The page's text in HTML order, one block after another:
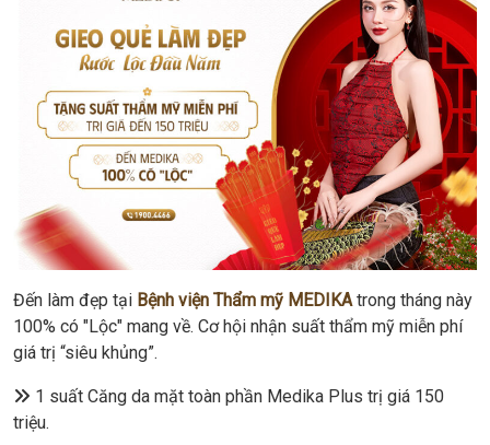
Đến làm đẹp tại Bệnh viện Thẩm mỹ MEDIKAtrong tháng này
100% có "Lộc" mang về. Cơ hội nhận suất thẩm mỹ miễn phí
giá trị “siêu khủng”.
1 suất Căng da mặt toàn phần Medika Plus trị giá 150
triệu.